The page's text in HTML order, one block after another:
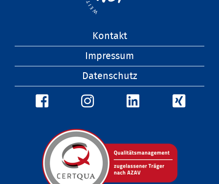
Kontakt
Impressum
Datenschutz